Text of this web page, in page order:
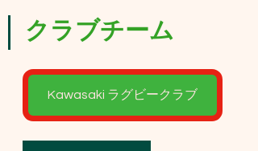
クラブチーム
Kawasaki ラグビークラブ